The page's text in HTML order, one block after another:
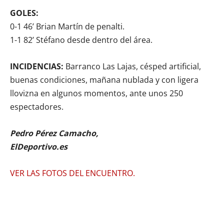
GOLES:
0-1 46’ Brian Martín de penalti.
1-1 82’ Stéfano desde dentro del área.
INCIDENCIAS: Barranco Las Lajas, césped artificial,
buenas condiciones, mañana nublada y con ligera
llovizna en algunos momentos, ante unos 250
espectadores.
Pedro Pérez Camacho,
ElDeportivo.es
VER LAS FOTOS DEL ENCUENTRO.